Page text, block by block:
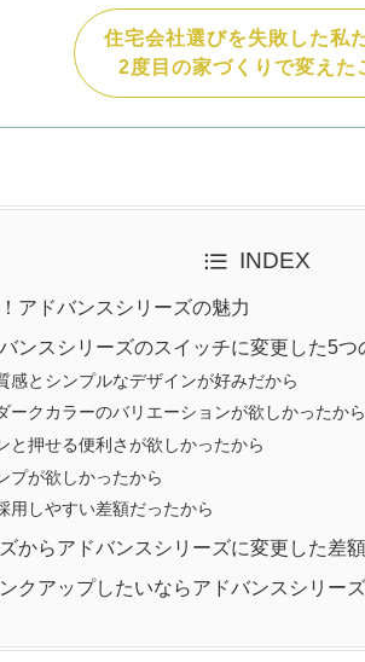
住宅会社選びを失敗した私
2度目の家づくりで変えた
INDEX
アドバンスシリーズの魅力
ンスシリーズのスイッチに変更した5つ
感とシンプルなデザインが好みだから
ークカラーのバリエーションが欲しかったから
と押せる便利さが欲しかったから
プが欲しかったから
用しやすい差額だったから
からアドバンスシリーズに変更した差額
クアップしたいならアドバンスシリー